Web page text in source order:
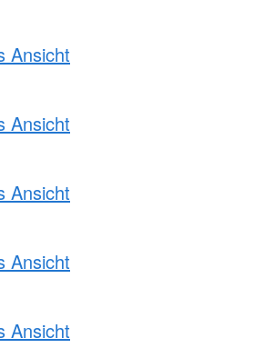
Ansicht
Ansicht
Ansicht
Ansicht
Ansicht